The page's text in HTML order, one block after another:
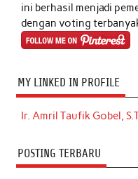
ini berhasil menjadi
dengan voting
MY LINKED IN PROFILE
Ir. Amril Taufik Gobel,
POSTING TERBARU